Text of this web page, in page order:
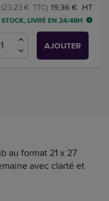
19,36 € HT
(23,23 € TTC)
LIVRÉ EN 24/48H
AJOUTER
au format 21 x 27
avec clarté et